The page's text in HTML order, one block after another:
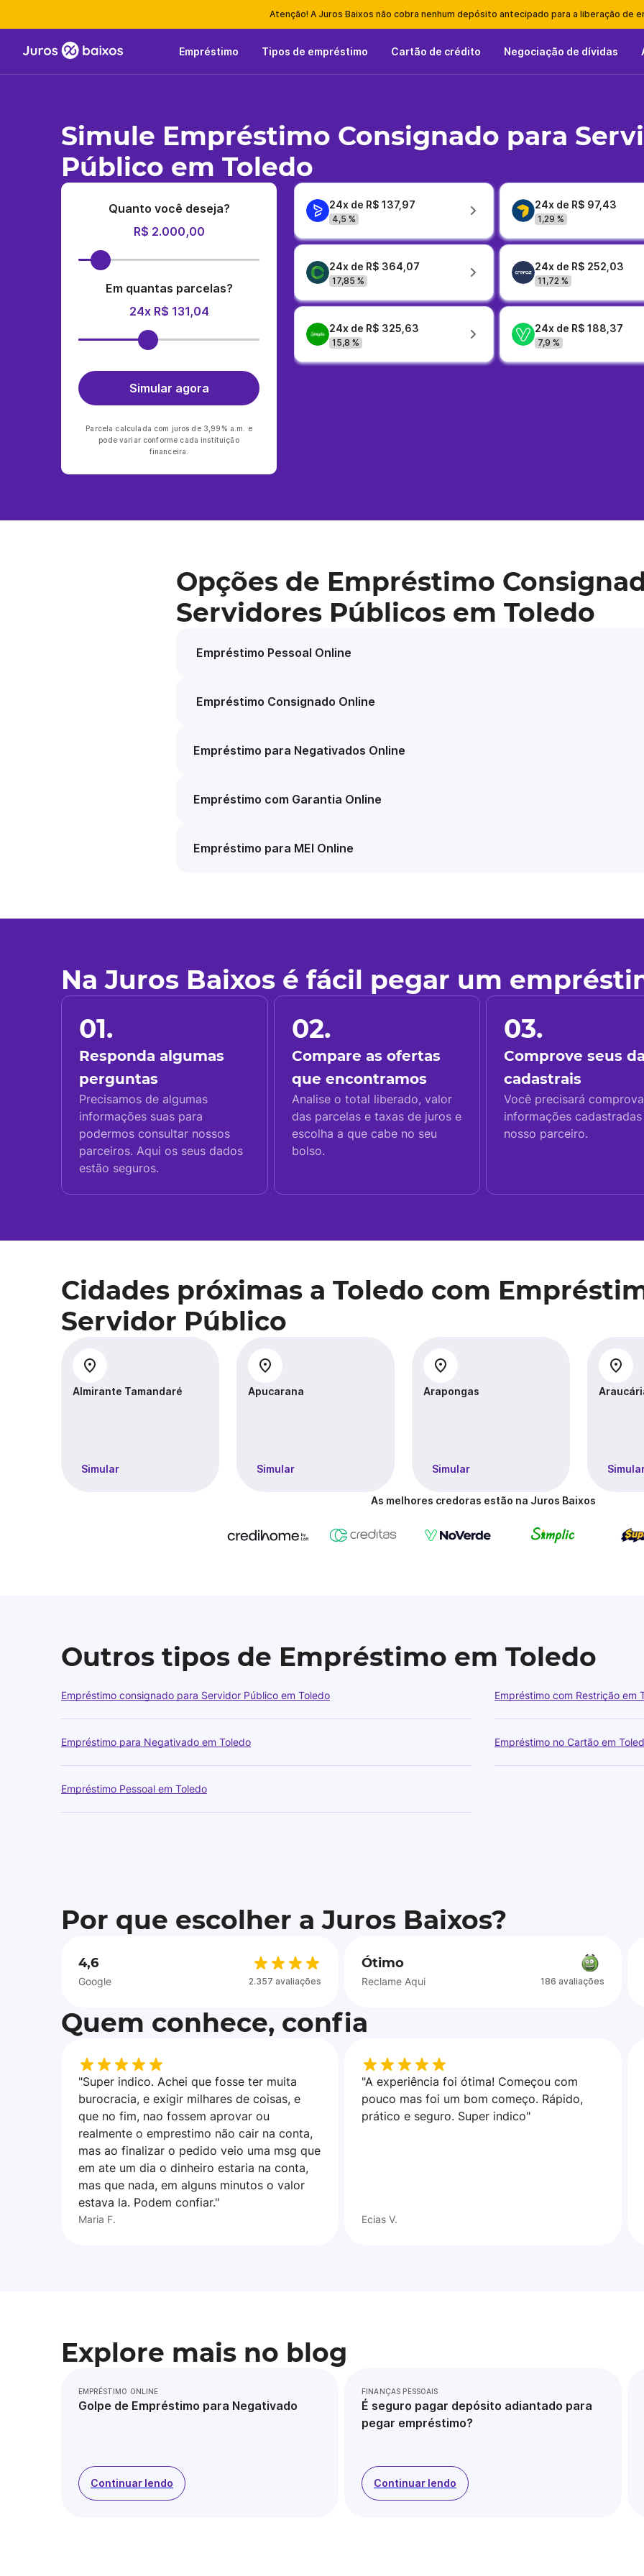
Atenção! A Juros Baixos não cobra nenhum depósito antecipado para a liberação de
Empréstimo Tipos de empréstimo Cartão de crédito Negociação de dívidas
Simule Empréstimo Consignado para
Público em Toledo
Quanto você deseja?
R$ 2.000,00
Em quantas parcelas?
24x R$ 131,04
Simular agora
Parcela calculada com juros de 3,99% a.m. e
pode variar conforme cada instituição
financeira.
24x de R$ 137,97
4,5 %
24x de R$ 97,43
1,29 %
24x de R$ 364,07
17,85 %
24x de R$ 252,03
11,72 %
24x de R$ 325,63
15,8 %
24x de R$ 188,37
7,9 %
Opções de Empréstimo
Servidores Públicos em Toledo
Empréstimo Pessoal Online
Empréstimo Consignado Online
Empréstimo para Negativados Online
Empréstimo com Garantia Online
Empréstimo para MEI Online
Na Juros Baixos é fácil pegar um
01.
Responda algumas
perguntas
Precisamos de algumas
informações suas para
podermos consultar nossos
parceiros. Aqui os seus dados
estão seguros.
02.
Compare as ofertas
que encontramos
Analise o total liberado, valor
das parcelas e taxas de juros e
escolha a que cabe no seu
bolso.
03.
Comprove seus
cadastrais
Você precisará
informações
nosso parceiro.
Cidades próximas a Toledo com
Servidor Público
Almirante Tamandaré
Simular
Apucarana
Simular
Arapongas
Simular
As melhores credoras estão na Juros Baixos
Outros tipos de Empréstimo em Toledo
Empréstimo consignado para Servidor Público em Toledo Empréstimo com Restrição em
Empréstimo para Negativado em Toledo Empréstimo no Cartão em
Empréstimo Pessoal em Toledo
Por que escolher a Juros Baixos?
4,6
Google 2.357 avaliações
Ótimo
Reclame Aqui 186 avaliações
Quem conhece, confia
"Super indico. Achei que fosse ter muita
burocracia, e exigir milhares de coisas, e
que no fim, nao fossem aprovar ou
realmente o emprestimo não cair na conta,
mas ao finalizar o pedido veio uma msg que
em ate um dia o dinheiro estaria na conta,
mas que nada, em alguns minutos o valor
estava la. Podem confiar."
Maria F.
"A experiência foi ótima! Começou com
pouco mas foi um bom começo. Rápido,
prático e seguro. Super indico"
Ecias V.
Explore mais no blog
EMPRÉSTIMO ONLINE
Golpe de Empréstimo para Negativado
Continuar lendo
FINANÇAS PESSOAIS
É seguro pagar depósito adiantado para
pegar empréstimo?
Continuar lendo